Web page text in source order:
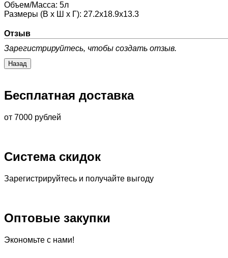
Объем/Масса: 5л
Размеры (В х Ш х Г): 27.2x18.9x13.3
Отзыв
Зарегистрируйтесь, чтобы создать отзыв.
Бесплатная доставка
от 7000 рублей
Система скидок
Зарегистрируйтесь и получайте выгоду
Оптовые закупки
Экономьте с нами!